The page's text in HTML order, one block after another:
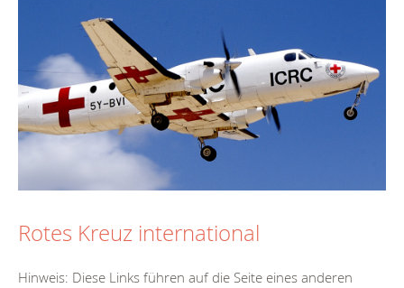
Rotes Kreuz international
Hinweis: Diese Links führen auf die Seite eines anderen